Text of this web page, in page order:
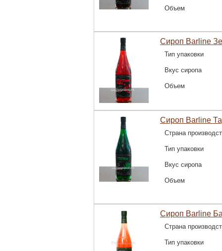
Объем
Сироп Barline
Тип упаковки
Вкус сиропа
Объем
Сироп Barline
Страна
Тип упаковки
Вкус сиропа
Объем
Сироп Barline
Страна
Тип упаковки